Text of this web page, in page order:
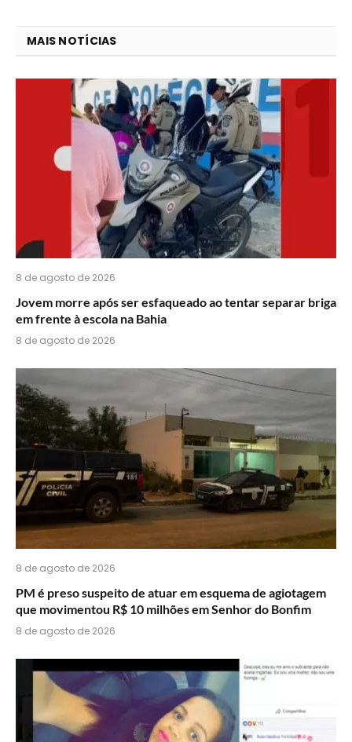
do
WhatsApp?
MAIS NOTÍCIAS
8 de agosto de 2026
Jovem morre após ser esfaqueado ao tentar separar briga
em frente à escola na Bahia
8 de agosto de 2026
8 de agosto de 2026
PM é preso suspeito de atuar em esquema de agiotagem
que movimentou R$ 10 milhões em Senhor do Bonfim
8 de agosto de 2026